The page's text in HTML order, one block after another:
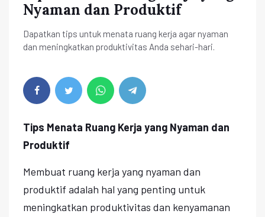
Nyaman dan Produktif
Dapatkan tips untuk menata ruang kerja agar nyaman
dan meningkatkan produktivitas Anda sehari-hari.
Tips Menata Ruang Kerja yang Nyaman dan
Produktif
Membuat ruang kerja yang nyaman dan
produktif adalah hal yang penting untuk
meningkatkan produktivitas dan kenyamanan